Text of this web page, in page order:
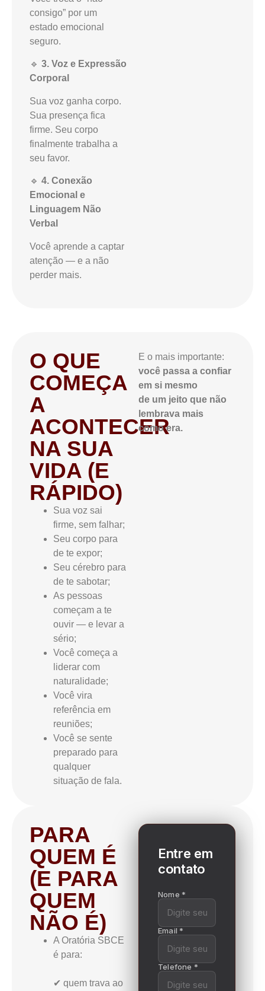
consigo” por um
estado emocional
seguro.
🔹 3. Voz e Expressão
Corporal
Sua voz ganha corpo.
Sua presença fica
firme. Seu corpo
finalmente trabalha a
seu favor.
🔹 4. Conexão
Emocional e
Linguagem Não
Verbal
Você aprende a captar
atenção — e a não
perder mais.
O QUE
COMEÇA
A
ACONTECER
NA SUA
VIDA (E
RÁPIDO)
Sua voz sai
firme, sem falhar;
Seu corpo para
de te expor;
Seu cérebro para
de te sabotar;
As pessoas
começam a te
ouvir — e levar a
sério;
Você começa a
liderar com
naturalidade;
Você vira
referência em
reuniões;
Você se sente
preparado para
qualquer
situação de fala.
E o mais importante:
você passa a confiar
em si mesmo
de um jeito que não
lembrava mais
como era.
PARA
QUEM É
(E PARA
QUEM
NÃO É)
A Oratória SBCE
é para:
✔ quem trava ao
Entre em
contato
Nome *
Email *
Telefone *